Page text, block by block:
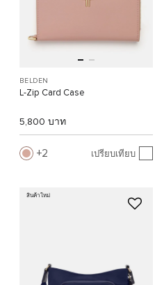
BELDEN
L-Zip Card Case
5,800 บาท
2 เปรียบเทียบ
สินค้าใหม่